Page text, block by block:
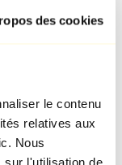
des cookies
le contenu
relatives aux
Nous
sur l'utilisation de